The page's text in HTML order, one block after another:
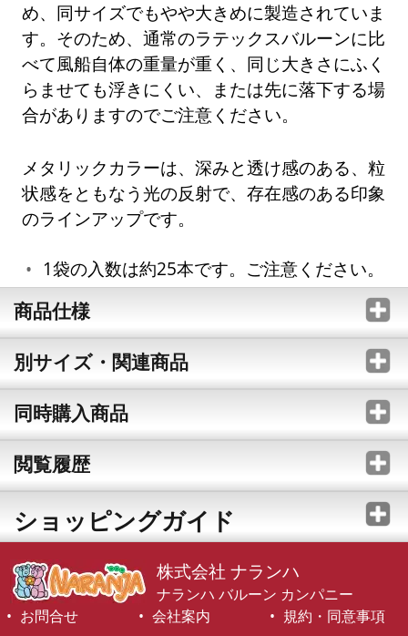
め、同サイズでもやや大きめに製造されていま
す。そのため、通常のラテックスバルーンに比
べて風船自体の重量が重く、同じ大きさにふく
らませても浮きにくい、または先に落下する場
合がありますのでご注意ください。
メタリックカラーは、深みと透け感のある、粒
状感をともなう光の反射で、存在感のある印象
のラインアップです。
1袋の入数は約25本です。ご注意ください。
商品仕様
別サイズ・関連商品
同時購入商品
閲覧履歴
ショッピングガイド
株式会社 ナランハ
ナランハ バルーン カンパニー
お問合せ
会社案内 規約・同意事項